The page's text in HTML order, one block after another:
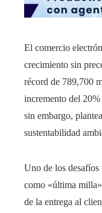
El comercio
crecimiento sin
récord de 789,700
incremento del 20%
sin embargo,
sustentabilidad
Uno de los desafíos
como «última
de la entrega al